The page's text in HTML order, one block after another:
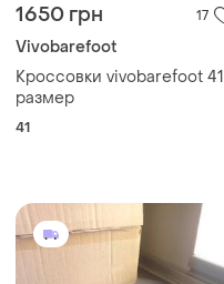
1650 грн 17
Vivobarefoot
Кроссовки vivobarefoot 41
размер
41